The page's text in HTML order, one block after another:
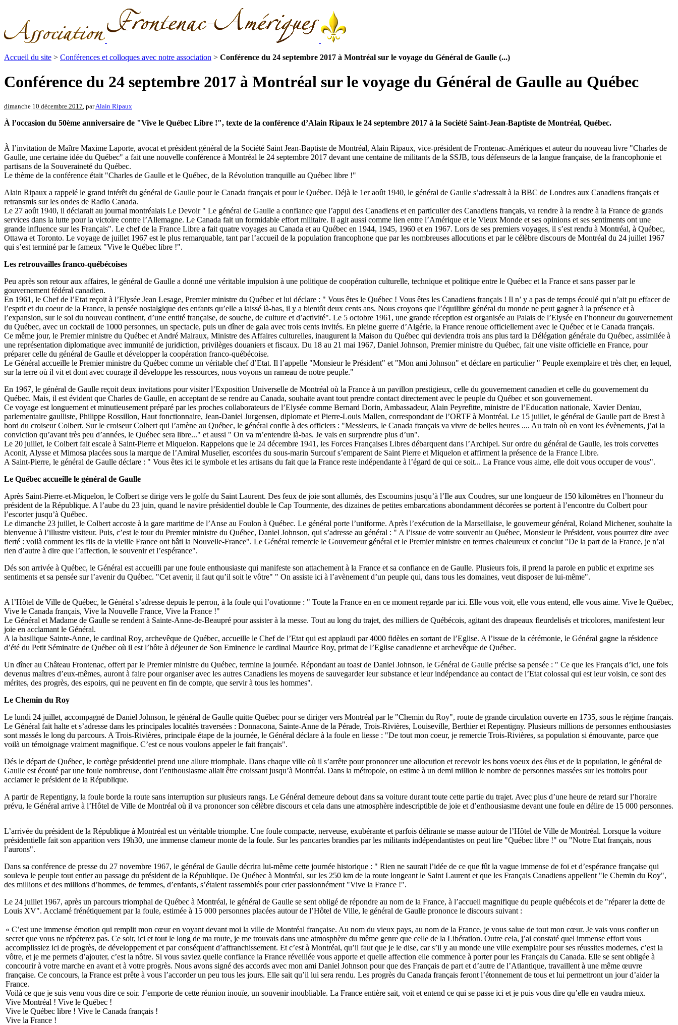
Accueil du site > Conférences et colloques avec notre association > Conférence du 24 septembre 2017 à Montréal sur le voyage du Général de Gaulle (...)
Conférence du 24 septembre 2017 à Montréal sur le voyage du Général de Gaulle au Québec
dimanche 10 décembre 2017 , parAlain Ripaux
À l’occasion du 50ème anniversaire de "Vive le Québec Libre !", texte de la conférence d’Alain Ripaux le 24 septembre 2017 à la Société Saint-Jean-Baptiste de Montréal, Québec.
À l’invitation de Maître Maxime Laporte, avocat et président général de la Société Saint Jean-Baptiste de Montréal, Alain Ripaux, vice-président de Frontenac-Amériques et auteur du nouveau livre "Charles de
Gaulle, une certaine idée du Québec" a fait une nouvelle conférence à Montréal le 24 septembre 2017 devant une centaine de militants de la SSJB, tous défenseurs de la langue française, de la francophonie et
partisans de la Souveraineté du Québec.
Le thème de la conférence était "Charles de Gaulle et le Québec, de la Révolution tranquille au Québec libre !"
Alain Ripaux a rappelé le grand intérêt du général de Gaulle pour le Canada français et pour le Québec. Déjà le 1er août 1940, le général de Gaulle s’adressait à la BBC de Londres aux Canadiens français et
retransmis sur les ondes de Radio Canada.
Le 27 août 1940, il déclarait au journal montréalais Le Devoir " Le général de Gaulle a confiance que l’appui des Canadiens et en particulier des Canadiens français, va rendre à la rendre à la France de grands
services dans la lutte pour la victoire contre l’Allemagne. Le Canada fait un formidable effort militaire. Il agit aussi comme lien entre l’Amérique et le Vieux Monde et ses opinions et ses sentiments ont une
grande influence sur les Français". Le chef de la France Libre a fait quatre voyages au Canada et au Québec en 1944, 1945, 1960 et en 1967. Lors de ses premiers voyages, il s’est rendu à Montréal, à Québec,
Ottawa et Toronto. Le voyage de juillet 1967 est le plus remarquable, tant par l’accueil de la population francophone que par les nombreuses allocutions et par le célèbre discours de Montréal du 24 juillet 1967
qui s’est terminé par le fameux "Vive le Québec libre !".
Les retrouvailles franco-québécoises
Peu après son retour aux affaires, le général de Gaulle a donné une véritable impulsion à une politique de coopération culturelle, technique et politique entre le Québec et la France et sans passer par le
gouvernement fédéral canadien.
En 1961, le Chef de l’Etat reçoit à l’Elysée Jean Lesage, Premier ministre du Québec et lui déclare : " Vous êtes le Québec ! Vous êtes les Canadiens français ! Il n’ y a pas de temps écoulé qui n’ait pu effacer de
l’esprit et du coeur de la France, la pensée nostalgique des enfants qu’elle a laissé là-bas, il y a bientôt deux cents ans. Nous croyons que l’équilibre général du monde ne peut gagner à la présence et à
l’expansion, sur le sol du nouveau continent, d’une entité française, de souche, de culture et d’activité". Le 5 octobre 1961, une grande réception est organisée au Palais de l’Elysée en l’honneur du gouvernement
du Québec, avec un cocktail de 1000 personnes, un spectacle, puis un dîner de gala avec trois cents invités. En pleine guerre d’Algérie, la France renoue officiellement avec le Québec et le Canada français.
Ce même jour, le Premier ministre du Québec et André Malraux, Ministre des Affaires culturelles, inaugurent la Maison du Québec qui deviendra trois ans plus tard la Délégation générale du Québec, assimilée à
une représentation diplomatique avec immunité de juridiction, privilèges douaniers et fiscaux. Du 18 au 21 mai 1967, Daniel Johnson, Premier ministre du Québec, fait une visite officielle en France, pour
préparer celle du général de Gaulle et développer la coopération franco-québécoise.
Le Général accueille le Premier ministre du Québec comme un véritable chef d’Etat. Il l’appelle "Monsieur le Président" et "Mon ami Johnson" et déclare en particulier " Peuple exemplaire et très cher, en lequel,
sur la terre où il vit et dont avec courage il développe les ressources, nous voyons un rameau de notre peuple."
En 1967, le général de Gaulle reçoit deux invitations pour visiter l’Exposition Universelle de Montréal où la France à un pavillon prestigieux, celle du gouvernement canadien et celle du gouvernement du
Québec. Mais, il est évident que Charles de Gaulle, en acceptant de se rendre au Canada, souhaite avant tout prendre contact directement avec le peuple du Québec et son gouvernement.
Ce voyage est longuement et minutieusement préparé par les proches collaborateurs de l’Elysée comme Bernard Dorin, Ambassadeur, Alain Peyrefitte, ministre de l’Education nationale, Xavier Deniau,
parlementaire gaulliste, Philippe Rossillon, Haut fonctionnaire, Jean-Daniel Jurgensen, diplomate et Pierre-Louis Mallen, correspondant de l’ORTF à Montréal. Le 15 juillet, le général de Gaulle part de Brest à
bord du croiseur Colbert. Sur le croiseur Colbert qui l’amène au Québec, le général confie à des officiers : "Messieurs, le Canada français va vivre de belles heures .... Au train où en vont les évènements, j’ai la
conviction qu’avant très peu d’années, le Québec sera libre..." et aussi " On va m’entendre là-bas. Je vais en surprendre plus d’un".
Le 20 juillet, le Colbert fait escale à Saint-Pierre et Miquelon. Rappelons que le 24 décembre 1941, les Forces Françaises Libres débarquent dans l’Archipel. Sur ordre du général de Gaulle, les trois corvettes
Aconit, Alysse et Mimosa placées sous la marque de l’Amiral Muselier, escortées du sous-marin Surcouf s’emparent de Saint Pierre et Miquelon et affirment la présence de la France Libre.
A Saint-Pierre, le général de Gaulle déclare : " Vous êtes ici le symbole et les artisans du fait que la France reste indépendante à l’égard de qui ce soit... La France vous aime, elle doit vous occuper de vous".
Le Québec accueille le général de Gaulle
Après Saint-Pierre-et-Miquelon, le Colbert se dirige vers le golfe du Saint Laurent. Des feux de joie sont allumés, des Escoumins jusqu’à l’Ile aux Coudres, sur une longueur de 150 kilomètres en l’honneur du
président de la République. A l’aube du 23 juin, quand le navire présidentiel double le Cap Tourmente, des dizaines de petites embarcations abondamment décorées se portent à l’encontre du Colbert pour
l’escorter jusqu’à Québec.
Le dimanche 23 juillet, le Colbert accoste à la gare maritime de l’Anse au Foulon à Québec. Le général porte l’uniforme. Après l’exécution de la Marseillaise, le gouverneur général, Roland Michener, souhaite la
bienvenue à l’illustre visiteur. Puis, c’est le tour du Premier ministre du Québec, Daniel Johnson, qui s’adresse au général : " A l’issue de votre souvenir au Québec, Monsieur le Président, vous pourrez dire avec
fierté : voilà comment les fils de la vieille France ont bâti la Nouvelle-France". Le Général remercie le Gouverneur général et le Premier ministre en termes chaleureux et conclut "De la part de la France, je n’ai
rien d’autre à dire que l’affection, le souvenir et l’espérance".
Dés son arrivée à Québec, le Général est accueilli par une foule enthousiaste qui manifeste son attachement à la France et sa confiance en de Gaulle. Plusieurs fois, il prend la parole en public et exprime ses
sentiments et sa pensée sur l’avenir du Québec. "Cet avenir, il faut qu’il soit le vôtre" " On assiste ici à l’avènement d’un peuple qui, dans tous les domaines, veut disposer de lui-même".
A l’Hôtel de Ville de Québec, le Général s’adresse depuis le perron, à la foule qui l’ovationne : " Toute la France en en ce moment regarde par ici. Elle vous voit, elle vous entend, elle vous aime. Vive le Québec,
Vive le Canada français, Vive la Nouvelle France, Vive la France !"
Le Général et Madame de Gaulle se rendent à Sainte-Anne-de-Beaupré pour assister à la messe. Tout au long du trajet, des milliers de Québécois, agitant des drapeaux fleurdelisés et tricolores, manifestent leur
joie en acclamant le Général.
A la basilique Sainte-Anne, le cardinal Roy, archevêque de Québec, accueille le Chef de l’Etat qui est applaudi par 4000 fidèles en sortant de l’Eglise. A l’issue de la cérémonie, le Général gagne la résidence
d’été du Petit Séminaire de Québec où il est l’hôte à déjeuner de Son Eminence le cardinal Maurice Roy, primat de l’Eglise canadienne et archevêque de Québec.
Un dîner au Château Frontenac, offert par le Premier ministre du Québec, termine la journée. Répondant au toast de Daniel Johnson, le Général de Gaulle précise sa pensée : " Ce que les Français d’ici, une fois
devenus maîtres d’eux-mêmes, auront à faire pour organiser avec les autres Canadiens les moyens de sauvegarder leur substance et leur indépendance au contact de l’Etat colossal qui est leur voisin, ce sont des
mérites, des progrès, des espoirs, qui ne peuvent en fin de compte, que servir à tous les hommes".
Le Chemin du Roy
Le lundi 24 juillet, accompagné de Daniel Johnson, le général de Gaulle quitte Québec pour se diriger vers Montréal par le "Chemin du Roy", route de grande circulation ouverte en 1735, sous le régime français.
Le Général fait halte et s’adresse dans les principales localités traversées : Donnacona, Sainte-Anne de la Pérade, Trois-Rivières, Louiseville, Berthier et Repentigny. Plusieurs millions de personnes enthousiastes
sont massés le long du parcours. A Trois-Rivières, principale étape de la journée, le Général déclare à la foule en liesse : "De tout mon coeur, je remercie Trois-Rivières, sa population si émouvante, parce que
voilà un témoignage vraiment magnifique. C’est ce nous voulons appeler le fait français".
Dés le départ de Québec, le cortège présidentiel prend une allure triomphale. Dans chaque ville où il s’arrête pour prononcer une allocution et recevoir les bons voeux des élus et de la population, le général de
Gaulle est écouté par une foule nombreuse, dont l’enthousiasme allait être croissant jusqu’à Montréal. Dans la métropole, on estime à un demi million le nombre de personnes massées sur les trottoirs pour
acclamer le président de la République.
A partir de Repentigny, la foule borde la route sans interruption sur plusieurs rangs. Le Général demeure debout dans sa voiture durant toute cette partie du trajet. Avec plus d’une heure de retard sur l’horaire
prévu, le Général arrive à l’Hôtel de Ville de Montréal où il va prononcer son célèbre discours et cela dans une atmosphère indescriptible de joie et d’enthousiasme devant une foule en délire de 15 000 personnes.
L’arrivée du président de la République à Montréal est un véritable triomphe. Une foule compacte, nerveuse, exubérante et parfois délirante se masse autour de l’Hôtel de Ville de Montréal. Lorsque la voiture
présidentielle fait son apparition vers 19h30, une immense clameur monte de la foule. Sur les pancartes brandies par les militants indépendantistes on peut lire "Québec libre !" ou "Notre Etat français, nous
l’aurons".
Dans sa conférence de presse du 27 novembre 1967, le général de Gaulle décrira lui-même cette journée historique : " Rien ne saurait l’idée de ce que fût la vague immense de foi et d’espérance française qui
souleva le peuple tout entier au passage du président de la République. De Québec à Montréal, sur les 250 km de la route longeant le Saint Laurent et que les Français Canadiens appellent "le Chemin du Roy",
des millions et des millions d’hommes, de femmes, d’enfants, s’étaient rassemblés pour crier passionnément "Vive la France !".
Le 24 juillet 1967, après un parcours triomphal de Québec à Montréal, le général de Gaulle se sent obligé de répondre au nom de la France, à l’accueil magnifique du peuple québécois et de "réparer la dette de
Louis XV". Acclamé frénétiquement par la foule, estimée à 15 000 personnes placées autour de l’Hôtel de Ville, le général de Gaulle prononce le discours suivant :
« C’est une immense émotion qui remplit mon cœur en voyant devant moi la ville de Montréal française. Au nom du vieux pays, au nom de la France, je vous salue de tout mon cœur. Je vais vous confier un
secret que vous ne répéterez pas. Ce soir, ici et tout le long de ma route, je me trouvais dans une atmosphère du même genre que celle de la Libération. Outre cela, j’ai constaté quel immense effort vous
accomplissiez ici de progrès, de développement et par conséquent d’affranchissement. Et c’est à Montréal, qu’il faut que je le dise, car s’il y au monde une ville exemplaire pour ses réussites modernes, c’est la
vôtre, et je me permets d’ajouter, c’est la nôtre. Si vous saviez quelle confiance la France réveillée vous apporte et quelle affection elle commence à porter pour les Français du Canada. Elle se sent obligée à
concourir à votre marche en avant et à votre progrès. Nous avons signé des accords avec mon ami Daniel Johnson pour que des Français de part et d’autre de l’Atlantique, travaillent à une même œuvre
française. Ce concours, la France est prête à vous l’accorder un peu tous les jours. Elle sait qu’il lui sera rendu. Les progrès du Canada français feront l’étonnement de tous et lui permettront un jour d’aider la
France.
Voilà ce que je suis venu vous dire ce soir. J’emporte de cette réunion inouïe, un souvenir inoubliable. La France entière sait, voit et entend ce qui se passe ici et je puis vous dire qu’elle en vaudra mieux.
Vive Montréal ! Vive le Québec !
Vive le Québec libre ! Vive le Canada français !
Vive la France !